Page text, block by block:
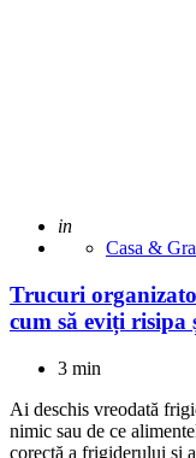
Adaugat
in
Casa &
Trucuri
cum să eviți risipa
3 min
Ai deschis vreodată
nimic sau de ce
corectă a frigiderului și